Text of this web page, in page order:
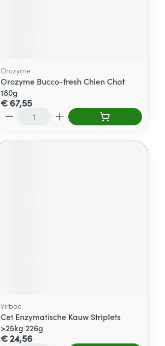
Orozyme
Orozyme Bucco-fresh Chien Chat
180g
€ 67,55
Virbac
Cet Enzymatische Kauw Striplets
>25kg 226g
€ 24,56